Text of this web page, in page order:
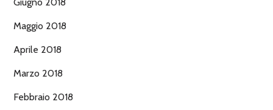
Maggio 2018
Aprile 2018
Marzo 2018
Febbraio 2018